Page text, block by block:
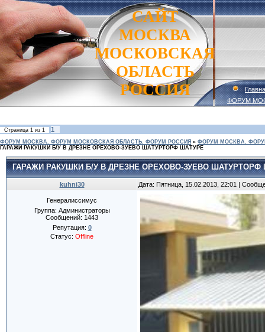
САЙТ
МОСКВА
МОСКОВСКАЯ
ОБЛАСТЬ
РОССИЯ
ФОРУМ
Страница 1 из 1 1
ФОРУМ МОСКВА. ФОРУМ МОСКОВСКАЯ ОБЛАСТЬ. ФОРУМ РОССИЯ » ФОРУМ МОСКВА.
ГАРАЖИ РАКУШКИ Б/У В ДРЕЗНЕ ОРЕХОВО-ЗУЕВО ШАТУРТОРФ ШАТУРЕ
ГАРАЖИ РАКУШКИ Б/У В ДРЕЗНЕ ОРЕХОВО-ЗУЕВО ШАТУРТОРФ
kuhni30 Дата: Пятница, 15.02.2013, 22:01 |
Генералиссимус
Группа: Администраторы
Сообщений: 1443
Репутация: 0
Статус: Offline